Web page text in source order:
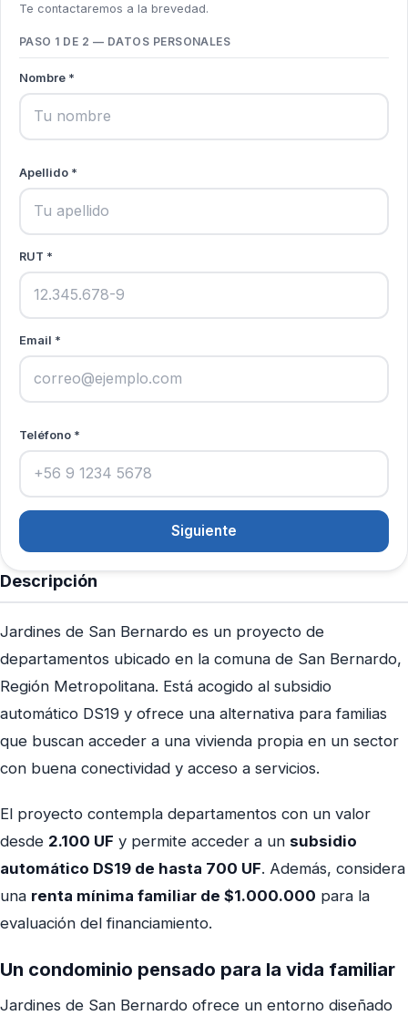
Descripción
Jardines de San Bernardo es un proyecto de
departamentos ubicado en la comuna de San Bernardo,
Región Metropolitana. Está acogido al subsidio
automático DS19 y ofrece una alternativa para familias
que buscan acceder a una vivienda propia en un sector
con buena conectividad y acceso a servicios.
El proyecto contempla departamentos con un valor
desde 2.100 UF y permite acceder a un subsidio
automático DS19 de hasta 700 UF. Además, considera
una renta mínima familiar de $1.000.000 para la
evaluación del financiamiento.
Un condominio pensado para la vida familiar
Jardines de San Bernardo ofrece un entorno diseñado
Te contactaremos a la brevedad.
PASO 1 DE 2 — DATOS PERSONALES
Nombre *
Apellido *
RUT *
Email *
Teléfono *
Siguiente